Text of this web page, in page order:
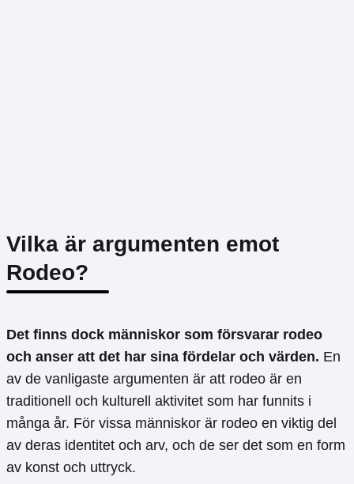
Vilka är argumenten emot
Rodeo?
Det finns dock människor som försvarar rodeo
och anser att det har sina fördelar och värden. En
av de vanligaste argumenten är att rodeo är en
traditionell och kulturell aktivitet som har funnits i
många år. För vissa människor är rodeo en viktig del
av deras identitet och arv, och de ser det som en form
av konst och uttryck.